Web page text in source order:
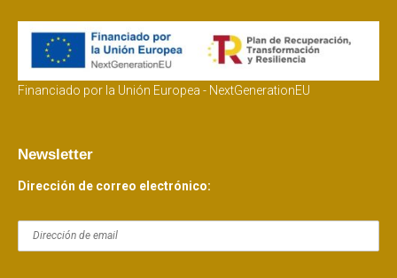
Financiado por la Unión Europea - NextGenerationEU
Newsletter
Dirección de correo electrónico: